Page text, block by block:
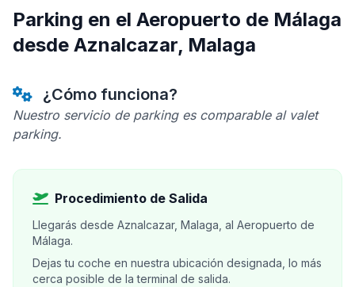
Parking en el Aeropuerto de Málaga
desde Aznalcazar, Malaga
¿Cómo funciona?
Nuestro servicio de parking es comparable al valet
parking.
Procedimiento de Salida
Llegarás desde Aznalcazar, Malaga, al Aeropuerto de
Málaga.
Dejas tu coche en nuestra ubicación designada, lo más
cerca posible de la terminal de salida.